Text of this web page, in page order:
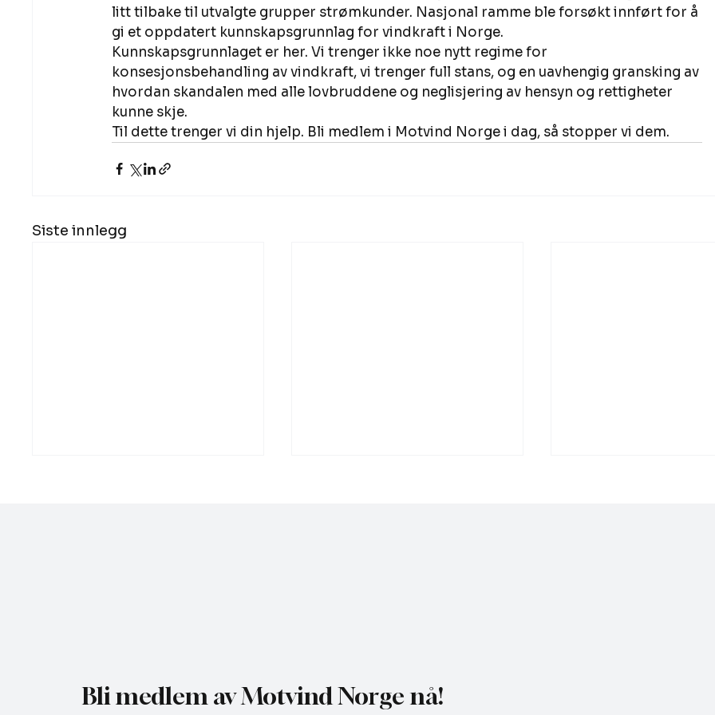
litt tilbake til utvalgte grupper strømkunder. Nasjonal ramme ble forsøkt innført for å
gi et oppdatert kunnskapsgrunnlag for vindkraft i Norge.
Kunnskapsgrunnlaget er her. Vi trenger ikke noe nytt regime for
konsesjonsbehandling av vindkraft, vi trenger full stans, og en uavhengig gransking av
hvordan skandalen med alle lovbruddene og neglisjering av hensyn og rettigheter
kunne skje.
Til dette trenger vi din hjelp. Bli medlem i Motvind Norge i dag, så stopper vi dem.
Siste innlegg
Bli medlem av Motvind Norge nå!